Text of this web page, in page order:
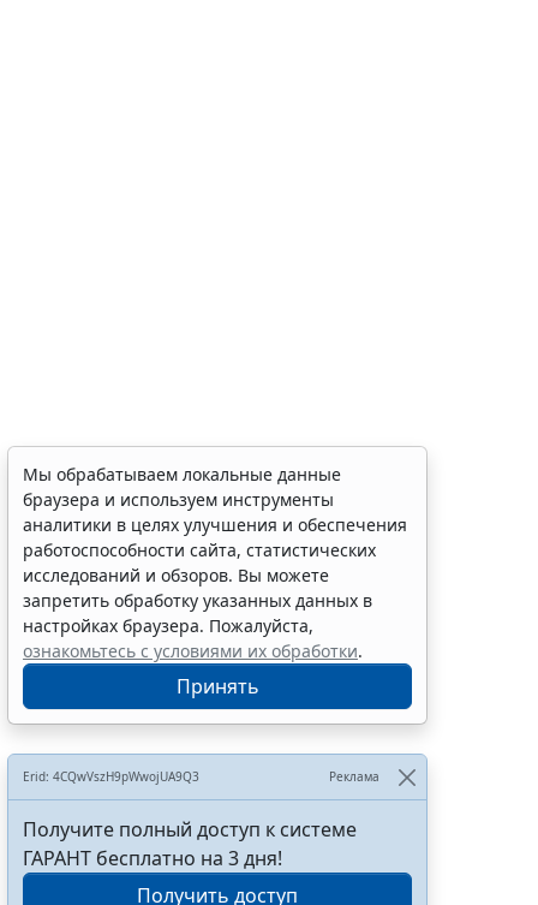
Мы обрабатываем локальные данные
браузера и используем инструменты
аналитики в целях улучшения и обеспечения
работоспособности сайта, статистических
исследований и обзоров. Вы можете
запретить обработку указанных данных в
настройках браузера. Пожалуйста,
ознакомьтесь с условиями их обработки.
Принять
Erid: 4CQwVszH9pWwojUA9Q3 Реклама
Получите полный доступ к системе
ГАРАНТ бесплатно на 3 дня!
Получить доступ